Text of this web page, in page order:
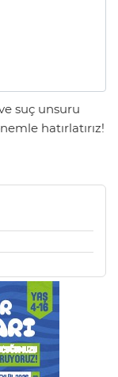
suç unsuru
hatırlatırız!